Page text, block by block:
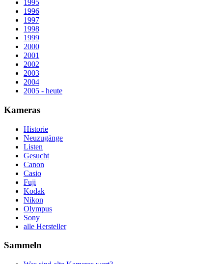
1995
1996
1997
1998
1999
2000
2001
2002
2003
2004
2005 - heute
Kameras
Historie
Neuzugänge
Listen
Gesucht
Canon
Casio
Fuji
Kodak
Nikon
Olympus
Sony
alle Hersteller
Sammeln